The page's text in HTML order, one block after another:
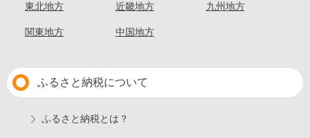
東北地方
関東地方
近畿地方
中国地方
九州地方
ふるさと納税について
ふるさと納税とは？